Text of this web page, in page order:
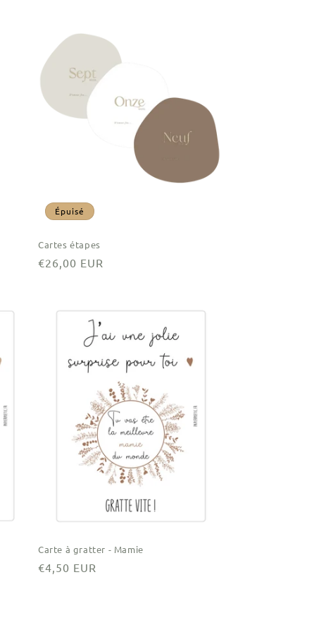
Épuisé
Cartes étapes
Prix
€26,00 EUR
Carte à gratter - Mamie
Prix
€4,50 EUR